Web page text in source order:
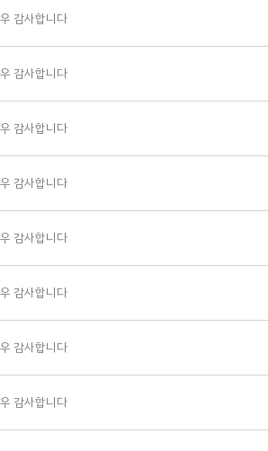
감사합니다
감사합니다
감사합니다
감사합니다
감사합니다
감사합니다
감사합니다
감사합니다